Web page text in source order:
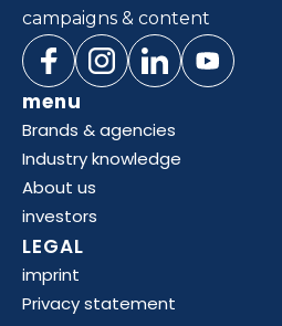
campaigns & content
menu
Brands & agencies
Industry knowledge
About us
investors
LEGAL
imprint
Privacy statement